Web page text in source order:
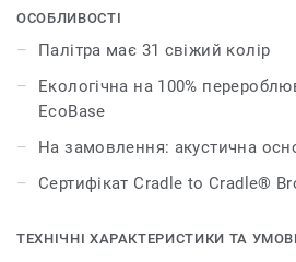
DESSO Essence Maze, DESSO
Essence Stripe. Це означає, що
ефективніше поєднувати теплі та
нейтральні тони, вводити
оригінальні акценти, а також
нескінченні можливості для
Essence є надзвичайно
ОСОБЛИВОСТІ
Палітра має 31 свіжий колір
Екологічна на 100%
EcoBase
На замовлення: акустична
Сертифікат Cradle to Cradle®
ТЕХНІЧНІ ХАРАКТЕРИСТИКИ ТА